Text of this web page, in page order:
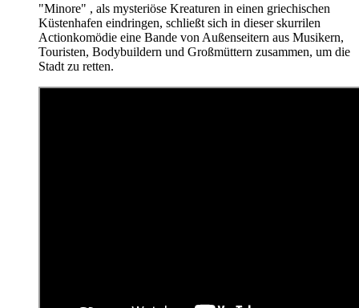
"Minore" , als mysteriöse Kreaturen in einen griechischen
Küstenhafen eindringen, schließt sich in dieser skurrilen
Actionkomödie eine Bande von Außenseitern aus Musikern,
Touristen, Bodybuildern und Großmüttern zusammen, um die
Stadt zu retten.